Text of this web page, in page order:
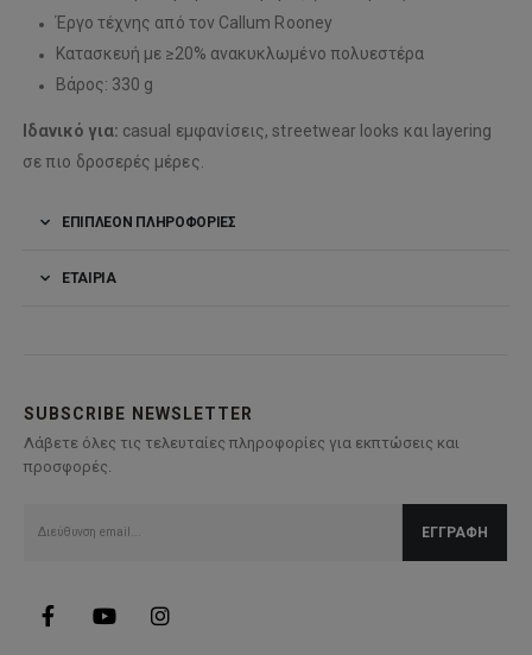
Έργο τέχνης από τον Callum Rooney
Κατασκευή με ≥20% ανακυκλωμένο πολυεστέρα
Βάρος: 330 g
Ιδανικό για: casual εμφανίσεις, streetwear looks και layering
σε πιο δροσερές μέρες.
ΕΠΙΠΛΈΟΝ ΠΛΗΡΟΦΟΡΊΕΣ
ΕΤΑΙΡΊΑ
SUBSCRIBE NEWSLETTER
Λάβετε όλες τις τελευταίες πληροφορίες για εκπτώσεις και
προσφορές.